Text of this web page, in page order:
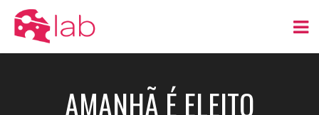
AMANHÃ É ELEITO